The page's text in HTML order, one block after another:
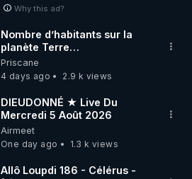
Why this ad?
Nombre d’habitants sur la
planète Terre…
Priscane
4 days ago
2.9 k views
DIEUDONNÉ ★ Live Du
Mercredi 5 Août 2026
Airmeet
One day ago
1.3 k views
Allô Loupdi 186 - Célérus -